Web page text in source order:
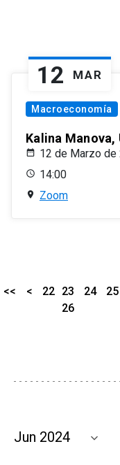
12 MAR
Macroeconomía
Kalina
12 de Marzo de
14:00
Zoom
<< < 22 23 24
25
26